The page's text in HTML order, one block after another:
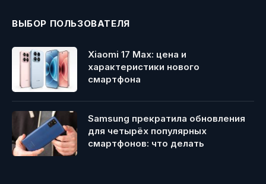
ВЫБОР ПОЛЬЗОВАТЕЛЯ
Xiaomi 17 Max: цена и
характеристики нового
смартфона
Samsung прекратила обновления
для четырёх популярных
смартфонов: что делать